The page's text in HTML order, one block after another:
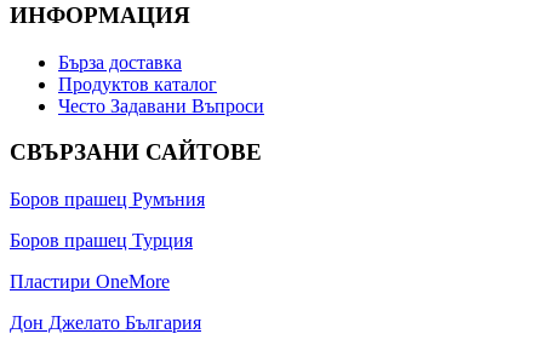
ИНФОРМАЦИЯ
Бърза доставка
Продуктов каталог
Често Задавани Въпроси
СВЪРЗАНИ САЙТОВЕ
Боров прашец Румъния
Боров прашец Турция
Пластири OneMore
Дон Джелато България